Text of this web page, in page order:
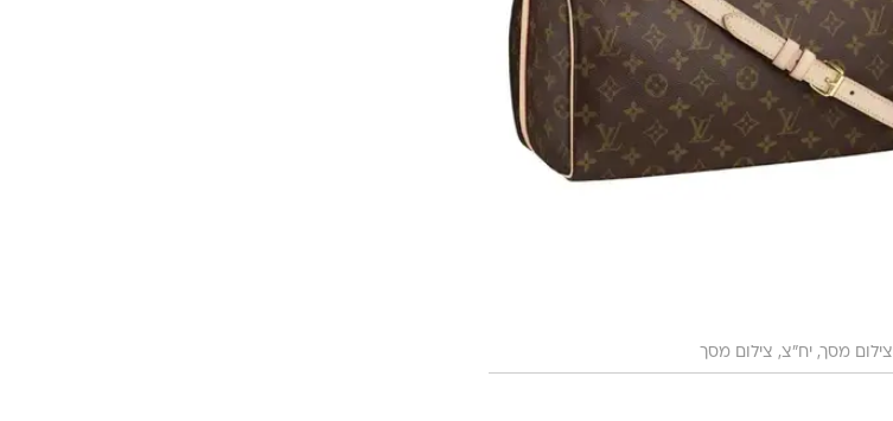
צילום מסך, יח"צ, צילום מסך